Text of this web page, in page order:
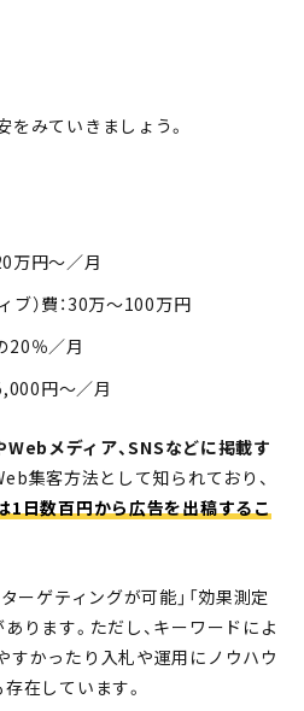
みていきましょう。
万円～／月
ブ）費：30万〜100万円
20％／月
円～／月
メディア、SNSなどに掲載す
集客方法として知られており、
1日数百円から広告を出稿するこ
ーゲティングが可能」「効果測定
ります。ただし、キーワードによ
すかったり入札や運用にノウハウ
在しています。